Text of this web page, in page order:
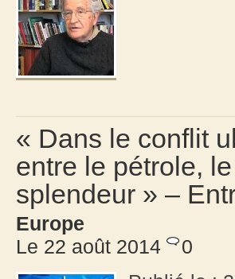
« Dans le conflit
entre le pétrole,
splendeur » –
Europe
Le 22 août 2014
0